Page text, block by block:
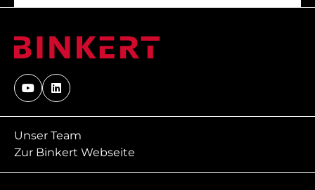
Unser Team
Zur Binkert Webseite